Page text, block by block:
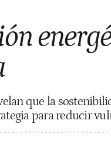
que la
para reducir